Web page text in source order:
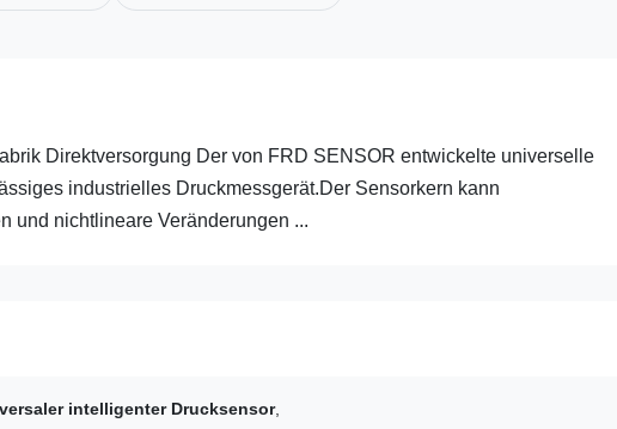
Direktversorgung Der von FRD SENSOR entwickelte universelle
industrielles Druckmessgerät.Der Sensorkern kann
und nichtlineare Veränderungen ...
intelligenter Drucksensor,